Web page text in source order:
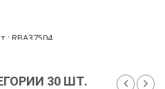
RBA37504
30 ШТ.